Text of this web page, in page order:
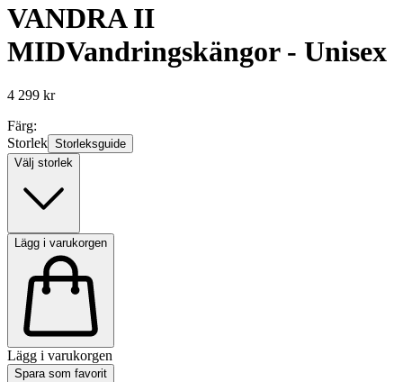
VANDRA II
MIDVandringskängor - Unisex
4 299 kr
Färg:
Storlek Storleksguide
Välj storlek
Lägg i varukorgen
Lägg i varukorgen
Spara som favorit